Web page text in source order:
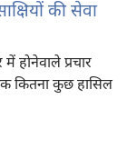
की सेवा
होनेवाले प्रचार
कितना कुछ हासिल